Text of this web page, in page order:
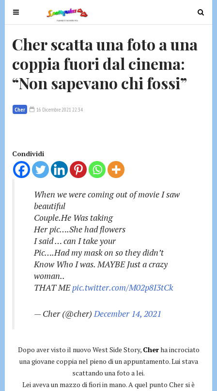
T
o
g
e
n
v
i
t
o
T
o
Cher scatta una foto a una
coppia fuori dal cinema:
“Non sapevano chi fossi”
Cher 16 Dicembre 2021 22:34
Condividi
When we were coming out of movie I saw
beautiful
Couple.He Was taking
Her pic….She had flowers
I said … can I take your
Pic….Had my mask on so they didn’t
Know Who I was. MAYBE Just a crazy
woman..
THAT MEpic.twitter.com/M02p8I3tCk
— Cher (@cher)December 14, 2021
Dopo aver visto il nuovo West Side Story, Cherha incrociato
una giovane coppia nel pieno di un appuntamento. Lui stava
scattando una foto a lei.
Lei aveva un mazzo di fiori in mano. A quel punto Cher si è